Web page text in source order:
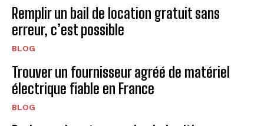
Remplir un bail de location gratuit sans
erreur, c’est possible
BLOG
Trouver un fournisseur agréé de matériel
électrique fiable en France
BLOG